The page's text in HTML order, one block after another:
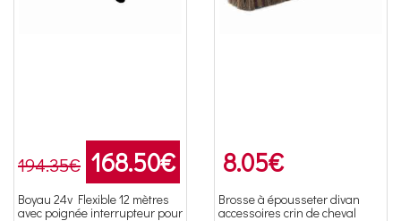
194.35€ 168.50€
Boyau 24v Flexible 12 mètres
avec poignée interrupteur pour
8.05€
Brosse à épousseter divan
accessoires crin de cheval